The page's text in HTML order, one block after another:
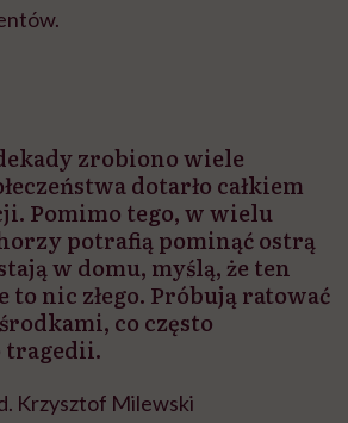
zrobiono wiele
dotarło całkiem
Pomimo tego, w wielu
potrafią pominąć ostrą
w domu, myślą, że ten
to nic złego. Próbują ratować
co często
tragedii.
Krzysztof Milewski